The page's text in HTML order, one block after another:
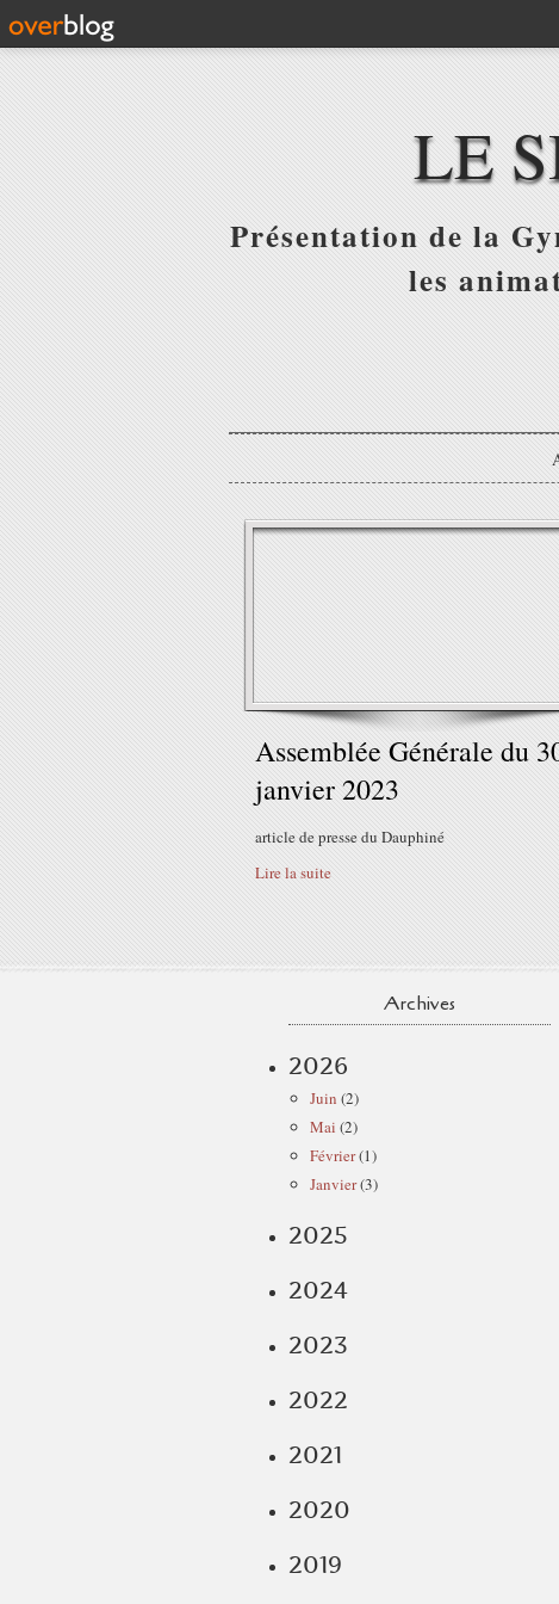
LE
Présentation de la
les
Assemblée Générale du
janvier 2023
article de presse du Dauphiné
Lire la suite
Archives
2026
Juin (2)
Mai (2)
Février(1)
Janvier(3)
2025
2024
2023
2022
2021
2020
2019